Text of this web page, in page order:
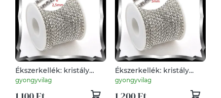
Ékszerkellék: kristály
strassz ÜGY-ST01 clear-2,5
gyongyvilag
Ékszerkellék: kristály
strassz ÜGY-ST01 clear-3
gyongyvilag